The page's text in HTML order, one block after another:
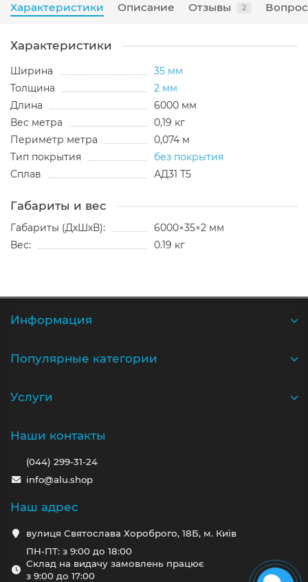
Характеристики Описание Отзывы 2
Характеристики
Ширина
35 мм
Толщина
2 мм
Длина
6000 мм
Вес метра
0,19 кг
Периметр метра
0,074 м
Тип покрытия
без покрытия
Сплав
АД31 Т5
Габариты и вес
Габариты (ДхШхВ):
6000×35×2 мм
Вес:
0.19 кг
Информация
Популярные категории
Услуги
Наши контакты
(044) 299-31-24
info@alu.shop
Наш адрес
вулиця Святослава Хороброго, 18Б, м. Київ
ПН-ПТ: з 9:00 до 18:00
Склад на видачу замовлень працює
з 9:00 до 17:00